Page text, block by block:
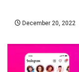
December 20, 2022